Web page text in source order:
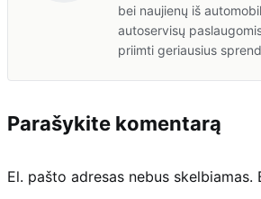
bei naujienų iš
autoservisų
priimti geriausius
Parašykite komentarą
El. pašto adresas nebus skelbiamas.